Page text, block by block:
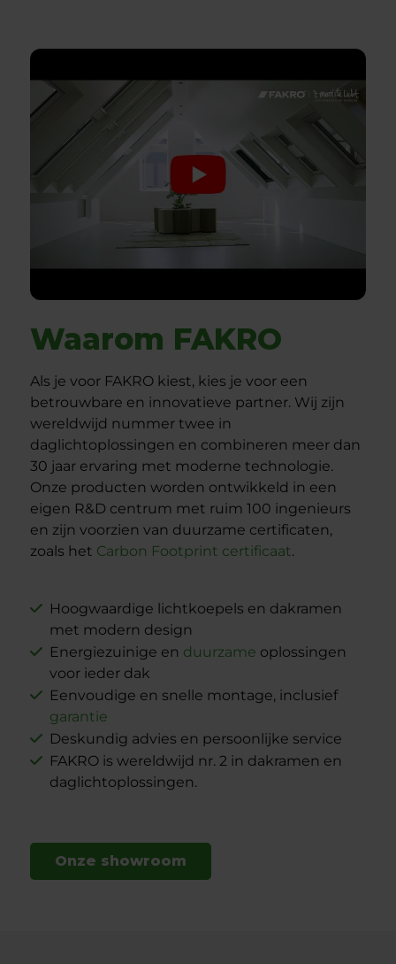
Waarom FAKRO
Als je voor FAKRO kiest, kies je voor een
betrouwbare en innovatieve partner. Wij zijn
wereldwijd nummer twee in
daglichtoplossingen en combineren meer dan
30 jaar ervaring met moderne technologie.
Onze producten worden ontwikkeld in een
eigen R&D centrum met ruim 100 ingenieurs
en zijn voorzien van duurzame certificaten,
zoals het Carbon Footprint certificaat.
Hoogwaardige lichtkoepels en dakramen
met modern design
Energiezuinige en duurzame oplossingen
voor ieder dak
Eenvoudige en snelle montage, inclusief
garantie
Deskundig advies en persoonlijke service
FAKRO is wereldwijd nr. 2 in dakramen en
daglichtoplossingen.
Onze showroom